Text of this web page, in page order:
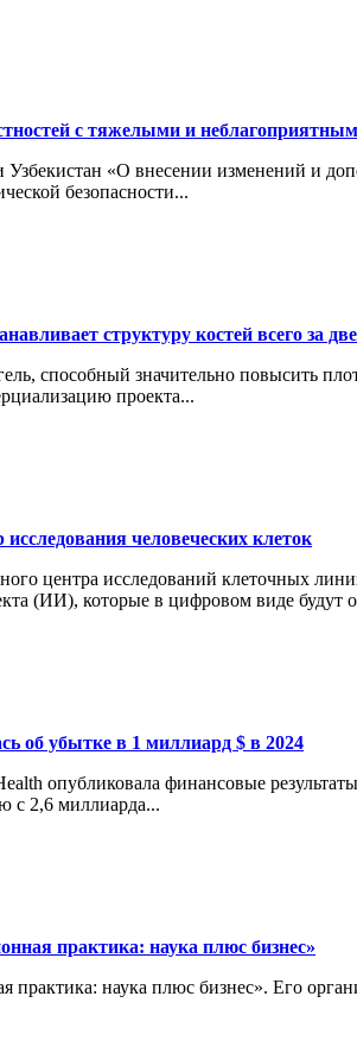
с тяжелыми и
«О внесении изменений и
безопасности...
структуру костей всего за
способный значительно повысить
проекта...
человеческих клеток
центра исследований клеточных
(ИИ), которые в цифровом виде будут
об убытке в 1 миллиард $ в 2024
опубликовала финансовые
с 2,6 миллиарда...
практика: наука плюс бизнес»
практика: наука плюс бизнес». Его